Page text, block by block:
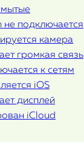
не подключается
камера
громкая связь
к сетям
iOS
дисплей
iCloud